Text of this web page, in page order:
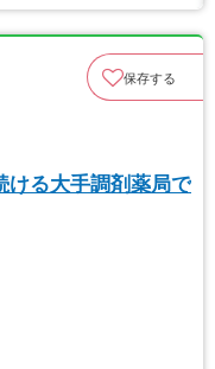
保存する
ける大手調剤薬局で